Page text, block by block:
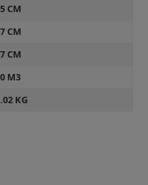
5 CM
7 CM
7 CM
0 M3
.02 KG